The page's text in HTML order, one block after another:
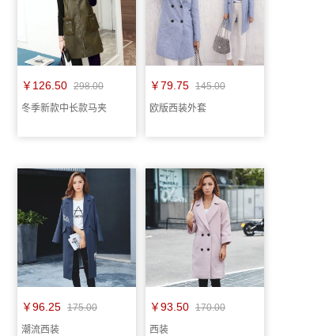
￥126.50 298.00
冬季新款中长款马夹
￥79.75 145.00
欧版西装外套
￥96.25 175.00
潮流西装
￥93.50 170.00
西装